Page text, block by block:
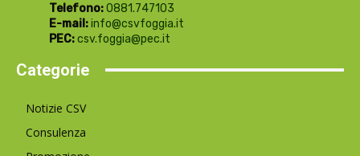
Telefono:0881.747103
E-mail:info@csvfoggia.it
PEC:csv.foggia@pec.it
Categorie
Notizie CSV
Consulenza